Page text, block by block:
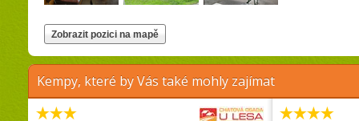
Kempy, které by Vás také mohly zajímat